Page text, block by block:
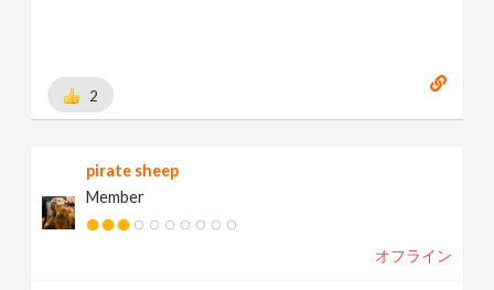
2
pirate sheep
Member
オフライン